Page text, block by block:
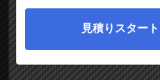
見積りスタート